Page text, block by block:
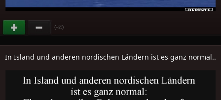
(+35)
In Island und anderen nordischen Ländern ist es ganz normal..